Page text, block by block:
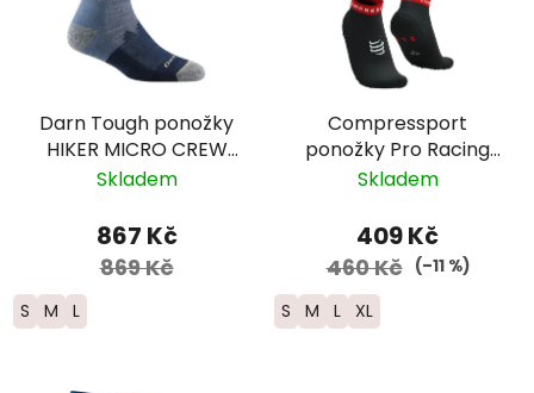
Darn Tough ponožky
HIKER MICRO CREW
Midweight Merino -
modré
Skladem
867 Kč
869 Kč
S M L
Compressport
ponožky Pro Racing
Run nízké - černá/
Skladem
409 Kč
460 Kč (–11 %)
S M L XL